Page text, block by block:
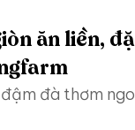
ăn liền,
đà thơm